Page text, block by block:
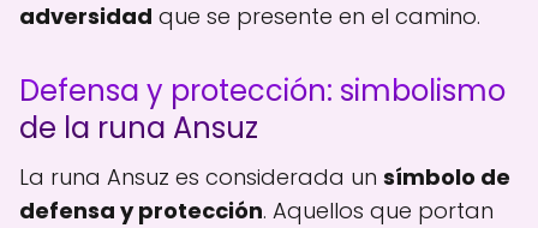
adversidad que se presente en el camino.
Defensa y protección: simbolismo
de la runa Ansuz
La runa Ansuz es considerada un símbolo de
defensa y protección. Aquellos que portan